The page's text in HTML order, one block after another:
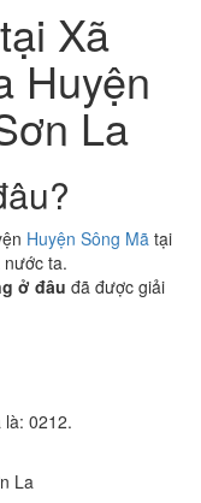
Xã
Huyện
La
Huyện Sông Mã tại
nước ta.
ở đâu đã được giải
là: 0212.
La